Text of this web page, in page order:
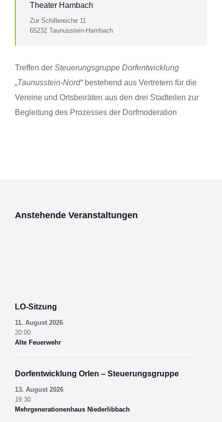
Theater Hambach
Zur Schillereiche 11
65232 Taunusstein-Hambach
Treffen der Steuerungsgruppe Dorfentwicklung
„Taunusstein-Nord“bestehend aus Vertretern für die
Vereine und Ortsbeiräten aus den drei Stadteilen zur
Begleitung des Prozesses der Dorfmoderation
Anstehende Veranstaltungen
LO-Sitzung
11. August 2026
20:00
Alte Feuerwehr
Dorfentwicklung Orlen – Steuerungsgruppe
13. August 2026
19:30
Mehrgenerationenhaus Niederlibbach